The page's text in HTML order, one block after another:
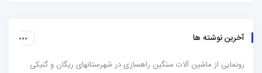
آخرین نوشته ها
رونمایی از ماشین آلات سنگین راهسازی در شهرستانهای ریگان و گنبکی